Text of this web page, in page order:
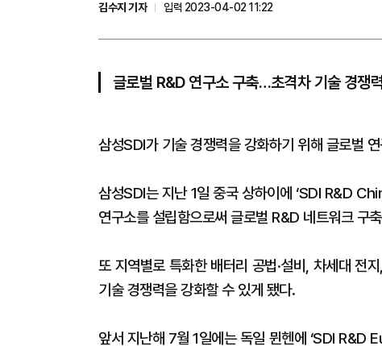
김수지 기자
입력 2023-04-02 11:22
글로벌 R&D 연구소 구축…초격차 기술 경쟁
삼성SDI가 기술 경쟁력을 강화하기 위해 글로벌
삼성SDI는 지난 1일 중국 상하이에 ‘SDI R&D
연구소를 설립함으로써 글로벌 R&D 네트워크 구
또 지역별로 특화한 배터리 공법·설비, 차세대 전
기술 경쟁력을 강화할 수 있게 됐다.
앞서 지난해 7월 1일에는 독일 뮌헨에 ‘SDI R&D